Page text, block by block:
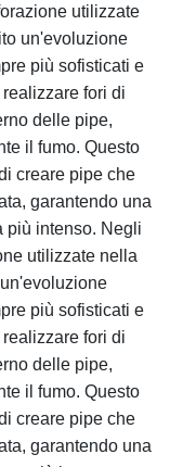
utilizzate
un'evoluzione
più sofisticati e
fori di
delle pipe,
il fumo. Questo
creare pipe che
garantendo una
più intenso. Negli
utilizzate nella
più sofisticati e
fori di
delle pipe,
il fumo. Questo
creare pipe che
garantendo una